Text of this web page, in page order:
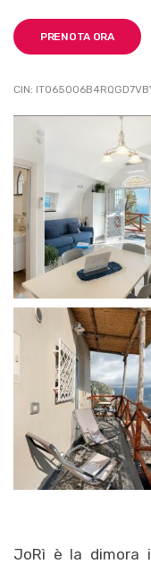
PRENOTA ORA
CIN:
JoRì è la dimora